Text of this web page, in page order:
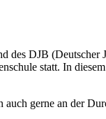
des DJB (Deutscher
statt. In
gerne an der